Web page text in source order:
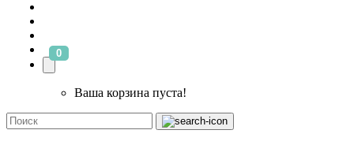
0
Ваша корзина пуста!